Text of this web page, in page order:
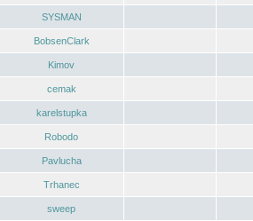
SYSMAN
BobsenClark
Kimov
cemak
karelstupka
Robodo
Pavlucha
Trhanec
sweep